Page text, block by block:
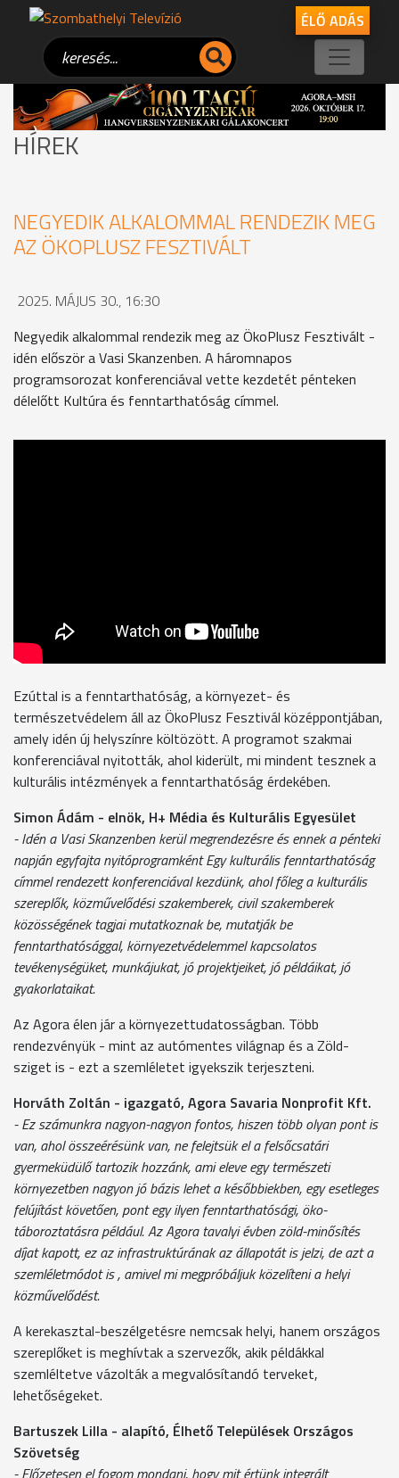
ÉLŐ ADÁS
HÍREK
NEGYEDIK ALKALOMMAL RENDEZIK MEG
AZ ÖKOPLUSZ FESZTIVÁLT
2025. MÁJUS 30., 16:30
Negyedik alkalommal rendezik meg az ÖkoPlusz Fesztivált -
idén először a Vasi Skanzenben. A háromnapos
programsorozat konferenciával vette kezdetét pénteken
délelőtt Kultúra és fenntarthatóság címmel.
Ezúttal is a fenntarthatóság, a környezet- és
természetvédelem áll az ÖkoPlusz Fesztivál középpontjában,
amely idén új helyszínre költözött. A programot szakmai
konferenciával nyitották, ahol kiderült, mi mindent tesznek a
kulturális intézmények a fenntarthatóság érdekében.
Simon Ádám - elnök, H+ Média és Kulturális Egyesület
- Idén a Vasi Skanzenben kerül megrendezésre és ennek a pénteki
napján egyfajta nyitóprogramként Egy kulturális fenntarthatóság
címmel rendezett konferenciával kezdünk, ahol főleg a kulturális
szereplők, közművelődési szakemberek, civil szakemberek
közösségének tagjai mutatkoznak be, mutatják be
fenntarthatósággal, környezetvédelemmel kapcsolatos
tevékenységüket, munkájukat, jó projektjeiket, jó példáikat, jó
gyakorlataikat.
Az Agora élen jár a környezettudatosságban. Több
rendezvényük - mint az autómentes világnap és a Zöld-
sziget is - ezt a szemléletet igyekszik terjeszteni.
Horváth Zoltán - igazgató, Agora Savaria Nonprofit Kft.
- Ez számunkra nagyon-nagyon fontos, hiszen több olyan pont is
van, ahol összeérésünk van, ne felejtsük el a felsőcsatári
gyermeküdülő tartozik hozzánk, ami eleve egy természeti
környezetben nagyon jó bázis lehet a későbbiekben, egy esetleges
felújítást követően, pont egy ilyen fenntarthatósági, öko-
táboroztatásra például. Az Agora tavalyi évben zöld-minősítés
díjat kapott, ez az infrastruktúrának az állapotát is jelzi, de azt a
szemléletmódot is , amivel mi megpróbáljuk közelíteni a helyi
közművelődést.
A kerekasztal-beszélgetésre nemcsak helyi, hanem országos
szereplőket is meghívtak a szervezők, akik példákkal
szemléltetve vázolták a megvalósítandó terveket,
lehetőségeket.
Bartuszek Lilla - alapító, Élhető Települések Országos
Szövetség
- Előzetesen el fogom mondani, hogy mit értünk integrált